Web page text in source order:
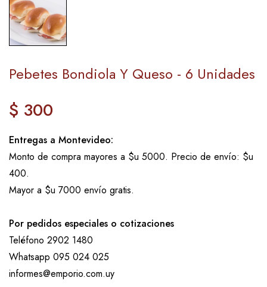
Pebetes Bondiola Y Queso - 6 Unidades
Precio
regular
$ 300
Entregas a Montevideo:
Monto de compra mayores a $u 5000. Precio de envío: $u
400.
Mayor a $u 7000 envío gratis.
Por pedidos especiales o cotizaciones
Teléfono 2902 1480
Whatsapp 095 024 025
informes@emporio.com.uy